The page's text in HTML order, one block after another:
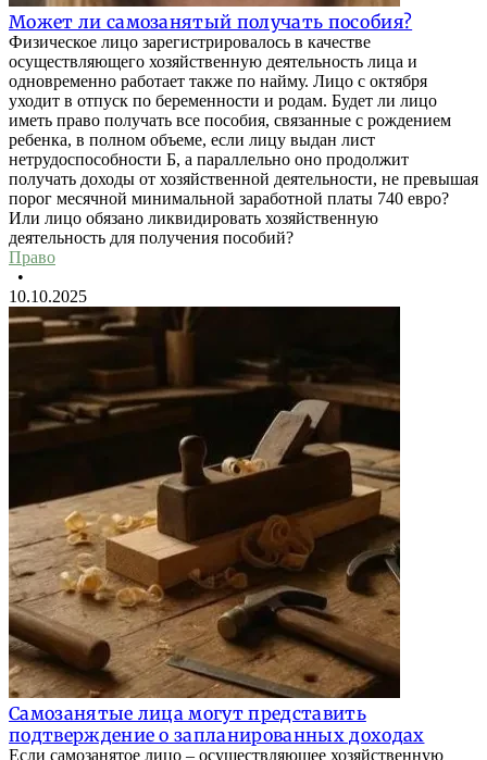
Может ли самозанятый получать пособия?
Физическое лицо зарегистрировалось в качестве
осуществляющего хозяйственную деятельность лица и
одновременно работает также по найму. Лицо с октября
уходит в отпуск по беременности и родам. Будет ли лицо
иметь право получать все пособия, связанные с рождением
ребенка, в полном объеме, если лицу выдан лист
нетрудоспособности Б, а параллельно оно продолжит
получать доходы от хозяйственной деятельности, не превышая
порог месячной минимальной заработной платы 740 евро?
Или лицо обязано ликвидировать хозяйственную
деятельность для получения пособий?
Право
•
10.10.2025
Самозанятые лица могут представить
подтверждение о запланированных доходах
Если самозанятое лицо – осуществляющее хозяйственную